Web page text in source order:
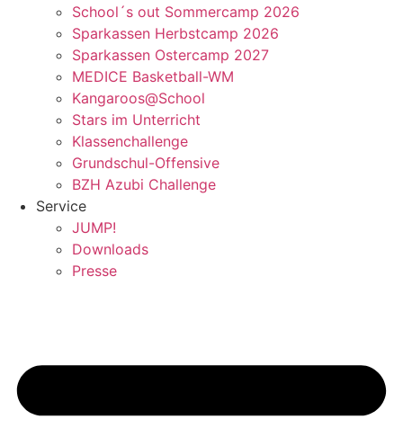
School´s out Sommercamp 2026
Sparkassen Herbstcamp 2026
Sparkassen Ostercamp 2027
MEDICE Basketball-WM
Kangaroos@School
Stars im Unterricht
Klassenchallenge
Grundschul-Offensive
BZH Azubi Challenge
Service
JUMP!
Downloads
Presse